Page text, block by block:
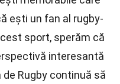
ești un fan al rugby-
sport, sperăm că
interesantă
Rugby continuă să